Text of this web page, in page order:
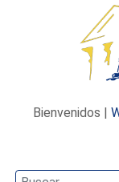
Bienvenidos |